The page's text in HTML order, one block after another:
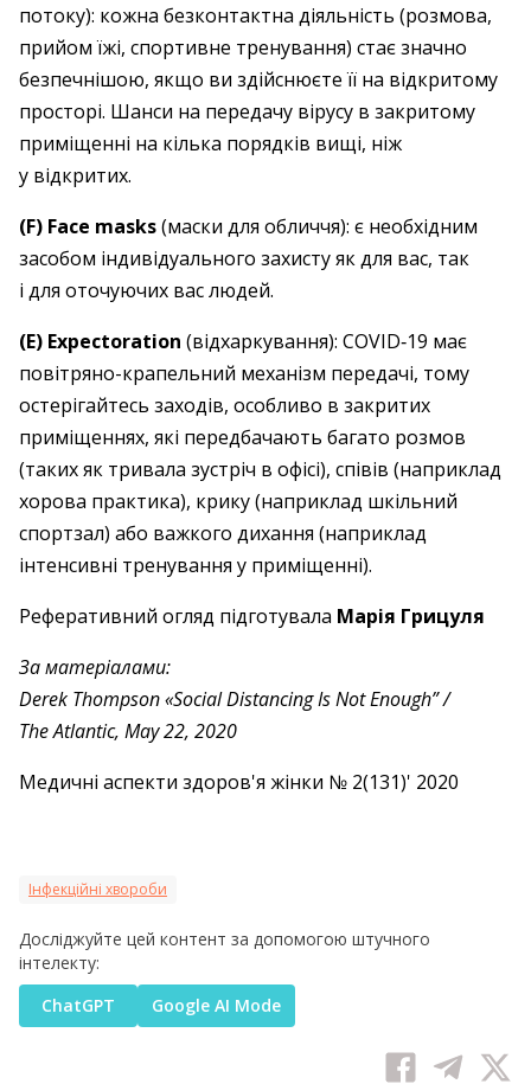
потоку): кожна безконтактна діяльність (розмова,
прийом їжі, спортивне тренування) стає значно
безпечнішою, якщо ви здійснюєте її на відкритому
просторі. Шанси на передачу вірусу в закритому
приміщенні на кілька порядків вищі, ніж
у відкритих.
(F) Face masks(маски для обличчя): є необхідним
засобом індивідуального захисту як для вас, так
і для оточуючих вас людей.
(E) Expectoration (відхаркування): COVID‑19 має
повітряно-крапельний механізм передачі, тому
остерігайтесь заходів, особливо в закритих
приміщеннях, які передбачають багато розмов
(таких як тривала зустріч в офісі), співів (наприклад
хорова практика), крику (наприклад шкільний
спортзал) або важкого дихання (наприклад
інтенсивні тренування у приміщенні).
Реферативний огляд підготувала Марія Грицуля
За матеріалами:
Derek Thompson «Social Distancing Is Not Enough” /
The Atlantic, May 22, 2020
Медичні аспекти здоров'я жінки № 2(131)' 2020
Інфекційні хвороби
Досліджуйте цей контент за допомогою штучного
інтелекту:
ChatGPT
Google AI Mode